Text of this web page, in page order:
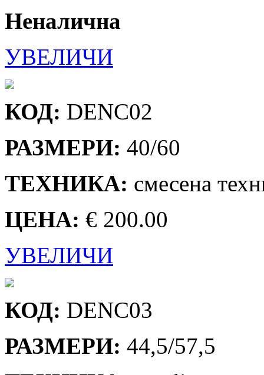
Неналична
УВЕЛИЧИ
КОД: DENC02
РАЗМЕРИ: 40/60
ТЕХНИКА: смесена
ЦЕНА: € 200.00
УВЕЛИЧИ
КОД: DENC03
РАЗМЕРИ: 44,5/57,5